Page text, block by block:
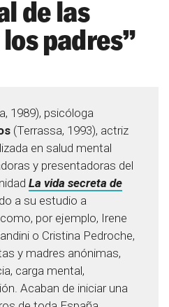
de las
padres”
1989), psicóloga
(Terrassa, 1993), actriz
en salud mental
y presentadoras del
La vida secreta de
a su estudio a
por ejemplo, Irene
o Cristina Pedroche,
y madres anónimas,
carga mental,
Acaban de iniciar una